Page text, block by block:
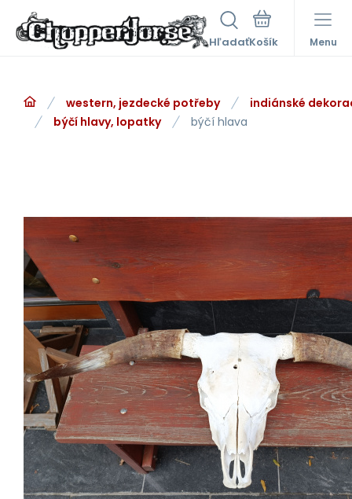
Hľadať Menu
western, jezdecké potřeby
indiánské
býčí hlavy, lopatky
býčí hlava